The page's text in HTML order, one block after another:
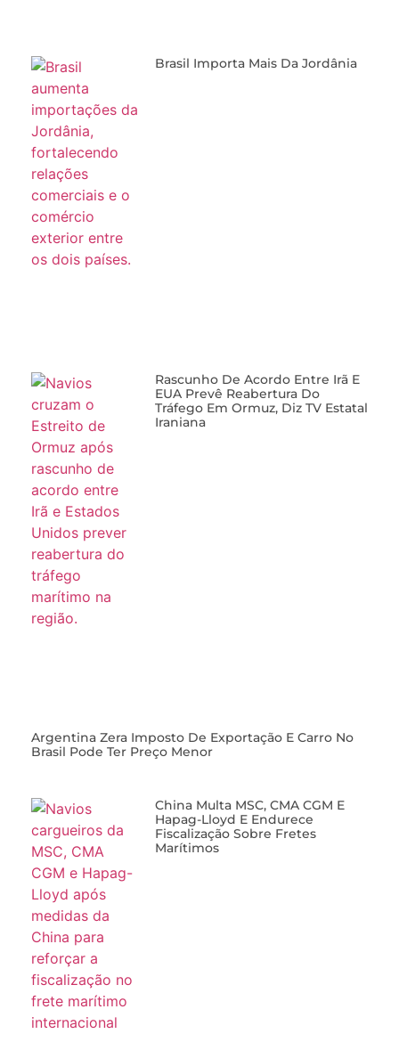
Brasil Importa Mais Da Jordânia
Rascunho De Acordo Entre Irã E
EUA Prevê Reabertura Do
Tráfego Em Ormuz, Diz TV Estatal
Iraniana
Argentina Zera Imposto De Exportação E Carro No
Brasil Pode Ter Preço Menor
China Multa MSC, CMA CGM E
Hapag-Lloyd E Endurece
Fiscalização Sobre Fretes
Marítimos